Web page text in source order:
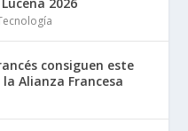
consiguen este
Alianza Francesa